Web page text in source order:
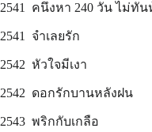
2541 คนึงหา 240 วัน ไม่ทั
2541 จำเลยรัก
2542 หัวใจมีเงา
2542 ดอกรักบานหลังฝน
2543 พริกกับเกลือ